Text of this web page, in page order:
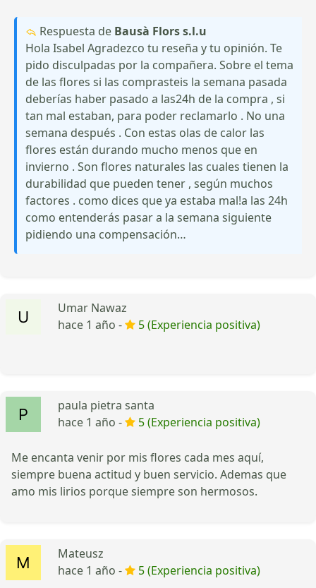
Respuesta de Bausà Flors s.l.u
Hola Isabel Agradezco tu reseña y tu opinión. Te
pido disculpadas por la compañera. Sobre el tema
de las flores si las comprasteis la semana pasada
deberías haber pasado a las24h de la compra , si
tan mal estaban, para poder reclamarlo . No una
semana después . Con estas olas de calor las
flores están durando mucho menos que en
invierno . Son flores naturales las cuales tienen la
durabilidad que pueden tener , según muchos
factores . como dices que ya estaba mal!a las 24h
como entenderás pasar a la semana siguiente
pidiendo una compensación…
Umar Nawaz
hace 1 año -
5 (Experiencia positiva)
paula pietra santa
hace 1 año -
5 (Experiencia positiva)
Me encanta venir por mis flores cada mes aquí,
siempre buena actitud y buen servicio. Ademas que
amo mis lirios porque siempre son hermosos.
Mateusz
hace 1 año -
5 (Experiencia positiva)